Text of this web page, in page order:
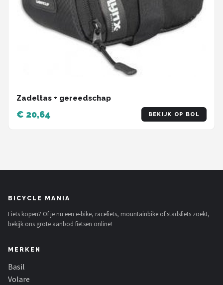
Zadeltas + gereedschap
€ 20,64 BEKIJK OP BOL
BICYCLE MANIA
Fiets kopen? Of je nu een e-bike, racefiets, mountainbike of stadsfiets zoekt,
bekijk ons grote aanbod fietsen online!
MERKEN
Basil
Volare